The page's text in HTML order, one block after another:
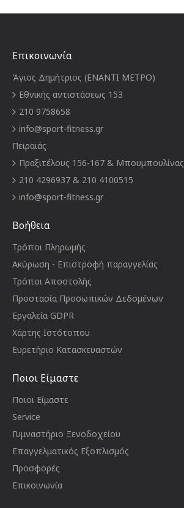
Επικοινωνία
Άγιος Δημήτριος (ΕΝΑΝΤΙ ΜΕΤΡΟ)
Εθνικής αντιστάσεως 153
210 9758658
info@sport-fitness.gr
Πειραιάς
Πραξιτέλους 156-167 & Μπουμπουλίνας
210 4296937 & 210 4100515
info@sport-fitness.gr
Βοήθεια
Τρόποι Πληρωμής
Ακύρωση - Επιστροφή παραγγελίας
Τρόποι Αποστολής
Προστασία Προσωπικών Δεδομένων
Εργαλεία GDPR
Χάρτης Ιστότοπου
Ευρετήριο Κατασκευαστών
Ποιοι Είμαστε
Ποιοι Είμαστε
Service
Γυμναστήριο Ξενοδοχείου
Επαγγελματικός Εξοπλισμός
Προσφορές
Επικοινωνία